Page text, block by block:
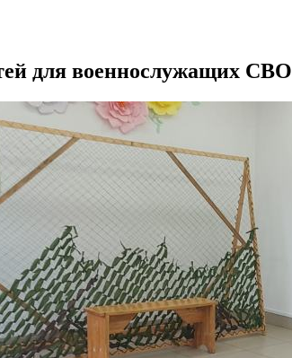
для военнослужащих СВО